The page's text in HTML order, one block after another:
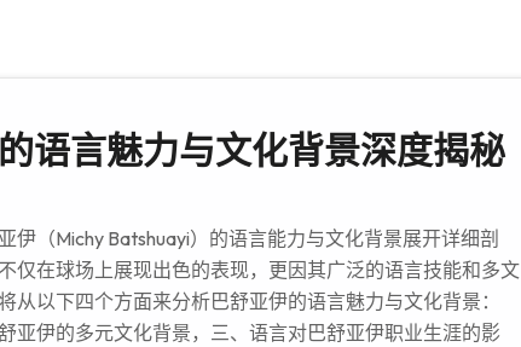
语言魅力与文化背景深度揭秘
伊（Michy Batshuayi）的语言能力与文化背景展开详细剖
仅在球场上展现出色的表现，更因其广泛的语言技能和多文
从以下四个方面来分析巴舒亚伊的语言魅力与文化背景：
亚伊的多元文化背景，三、语言对巴舒亚伊职业生涯的影